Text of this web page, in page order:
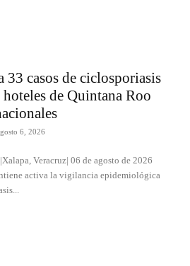
casos de ciclosporiasis
de Quintana Roo
6, 2026
Veracruz| 06 de agosto de 2026
activa la vigilancia epidemiológica